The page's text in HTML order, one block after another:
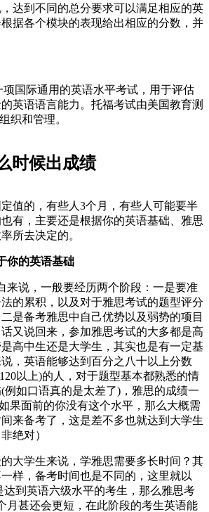
达到不同的总分要求可以满足相应的英
据各个模块的表现给出相应的分数，并
国际通用的英语水平考试，用于评估
英语语言能力。托福考试由美国教育测
织和管理。
时候出成绩
值的，有些人3个月，有些人可能要半
有，主要还是根据你的英语基础、雅思
所去决定的。
你的英语基础
来说，一般要经历两个阶段：一是要准
的累积，以及对于雅思考试的题型评分
是备考雅思中自己优势以及弱势的项目
又说回来，参加雅思考试的大多都是高
高中生还是大学生，其实也是有一定基
，英语能够达到百分之八十以上分数
以上)的人，对于题型基本都熟悉的情
例如口语真的是太差了)，雅思的成绩一
果面前的你没有这个水平，那么大概需
来备考了，这是差不多也就达到大学生
绝对）
大学生来说，学雅思需要多长时间？其
样，备考时间也是不同的，这里就以
达到英语六级水平的考生，那么雅思考
月甚还会更短，在此阶段的考生英语能